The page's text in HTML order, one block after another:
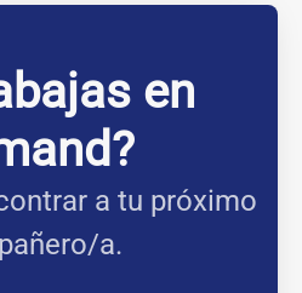
en
a tu próximo
a.